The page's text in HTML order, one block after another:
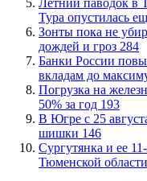
Тура опустилась
​Зонты пока не
дождей и гроз 284
​Банки России
вкладам до
​Погрузка на
50% за год 193
​В Югре с 25
шишки 146
Сургутянка и ее
Тюменской области